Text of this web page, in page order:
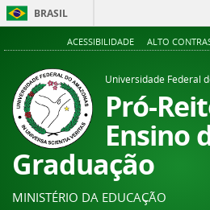
BRASIL
ACESSIBILIDADE ALTO
Universidade Federal
Pró-
Ensino
Graduação
MINISTÉRIO DA EDUCAÇÃO